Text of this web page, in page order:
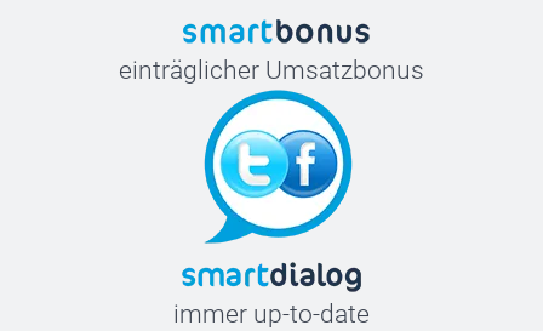
einträglicher Umsatzbonus
immer up-to-date